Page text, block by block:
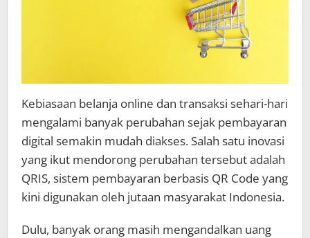
Kebiasaan belanja online dan transaksi sehari-hari
mengalami banyak perubahan sejak pembayaran
digital semakin mudah diakses. Salah satu inovasi
yang ikut mendorong perubahan tersebut adalah
QRIS, sistem pembayaran berbasis QR Code yang
kini digunakan oleh jutaan masyarakat Indonesia.
Dulu, banyak orang masih mengandalkan uang